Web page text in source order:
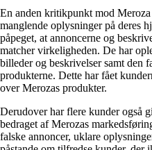
En anden kritikpunkt mod
manglende oplysninger på deres
påpeget, at annoncerne og
matcher virkeligheden. De har
billeder og beskrivelser samt den
produkterne. Dette har fået
over Merozas produkter.
Derudover har flere kunder også
bedraget af Merozas
falske annoncer, uklare